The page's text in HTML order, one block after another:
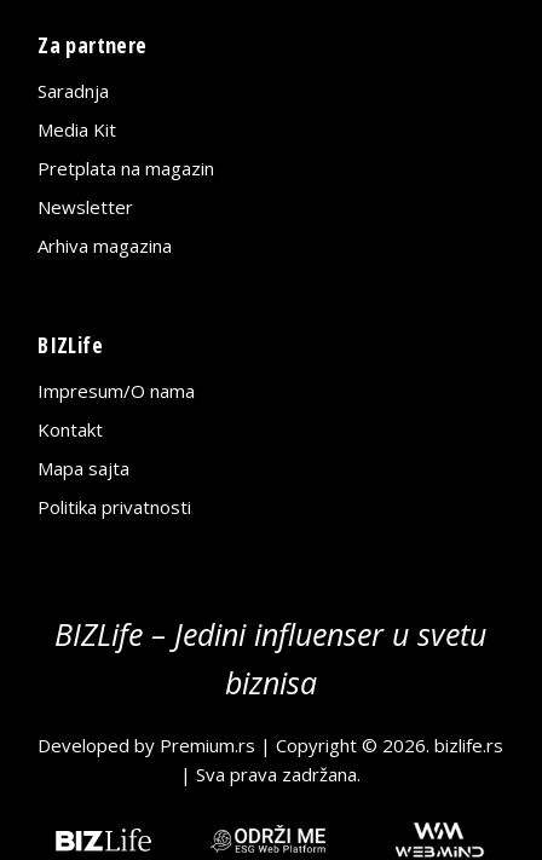
Za partnere
Saradnja
Media Kit
Pretplata na magazin
Newsletter
Arhiva magazina
BIZLife
Impresum/O nama
Kontakt
Mapa sajta
Politika privatnosti
BIZLife – Jedini influenser u svetu
biznisa
Developed by Premium.rs | Copyright © 2026.bizlife.rs
| Sva prava zadržana.